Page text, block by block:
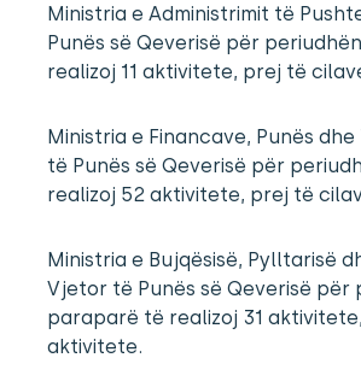
Ministria e Administrimit të
Punës së Qeverisë për
realizoj 11 aktivitete, prej të
Ministria e Financave, Punës
të Punës së Qeverisë për
realizoj 52 aktivitete, prej të
Ministria e Bujqësisë, Pylltarisë
Vjetor të Punës së Qeverisë për
paraparë të realizoj 31
aktivitete.